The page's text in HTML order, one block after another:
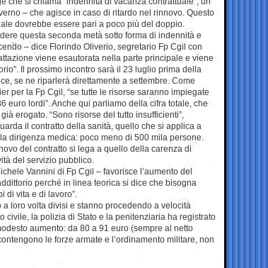
– che agisce in caso di ritardo nel rinnovo. Questo
dovrebbe essere pari a poco più del doppio.
questa seconda metà sotto forma di indennità e
– dice Florindo Oliverio, segretario Fp Cgil con
viene esautorata nella parte principale e viene
Il prossimo incontro sarà il 23 luglio prima della
se ne riparlerà direttamente a settembre. Come
per la Fp Cgil, “se tutte le risorse saranno impiegate
euro lordi”. Anche qui parliamo della cifra totale, che
erogato. “Sono risorse del tutto insufficienti”,
il contratto della sanità, quello che si applica a
dirigenza medica: poco meno di 500 mila persone.
del contratto si lega a quello della carenza di
del servizio pubblico.
Vannini di Fp Cgil – favorisce l’aumento del
perché in linea teorica si dice che bisogna
di vita e di lavoro”.
a loro volta divisi e stanno procedendo a velocità
civile, la polizia di Stato e la penitenziaria ha registrato
aumento: da 80 a 91 euro (sempre al netto
le forze armate e l’ordinamento militare, non